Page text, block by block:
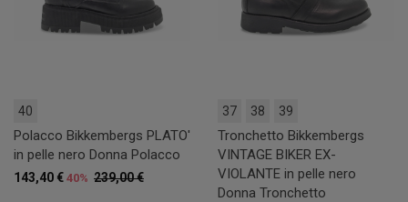
40
Polacco Bikkembergs PLATO'
in pelle nero Donna Polacco
239,00 €
143,40 € 40%
37 38 39
Tronchetto Bikkembergs
VINTAGE BIKER EX-
VIOLANTE in pelle nero
Donna Tronchetto